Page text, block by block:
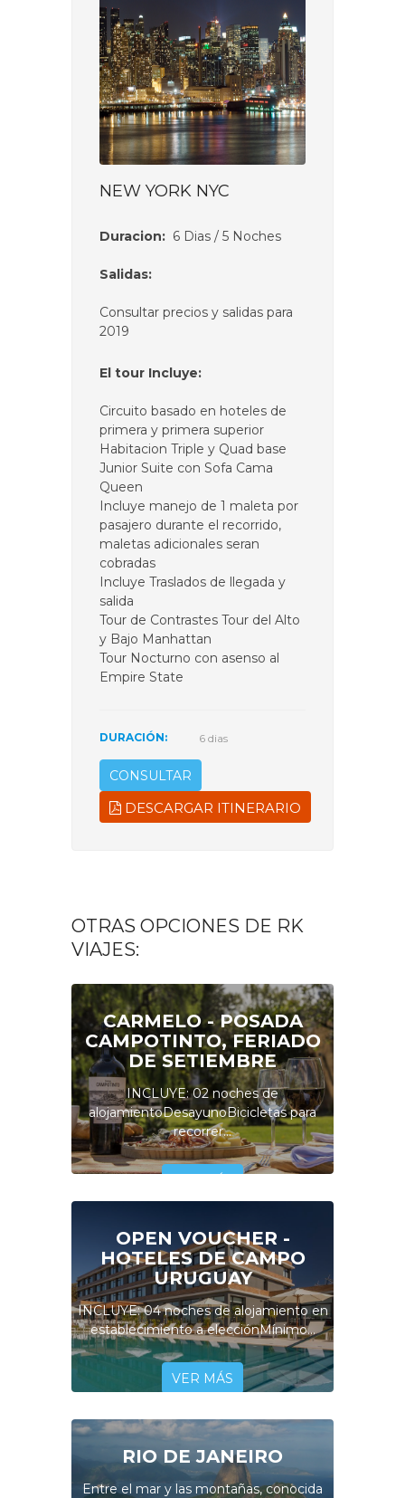
NEW YORK NYC
Duracion: 6 Dias / 5 Noches
Salidas:
Consultar precios y salidas para
2019
El tour Incluye:
Circuito basado en hoteles de
primera y primera superior
Habitacion Triple y Quad base
Junior Suite con Sofa Cama
Queen
Incluye manejo de 1 maleta por
pasajero durante el recorrido,
maletas adicionales seran
cobradas
Incluye Traslados de llegada y
salida
Tour de Contrastes Tour del Alto
y Bajo Manhattan
Tour Nocturno con asenso al
Empire State
DURACIÓN: 6 dias
CONSULTAR
DESCARGAR ITINERARIO
OTRAS OPCIONES DE RK
VIAJES:
CARMELO - POSADA
CAMPOTINTO, FERIADO
DE SETIEMBRE
INCLUYE: 02 noches de
alojamientoDesayunoBicicletas para
recorrer...
OPEN VOUCHER -
HOTELES DE CAMPO
URUGUAY
INCLUYE: 04 noches de alojamiento en
establecimiento a elecciónMínimo...
VER MÁS
RIO DE JANEIRO
Entre el mar y las montañas, conocida